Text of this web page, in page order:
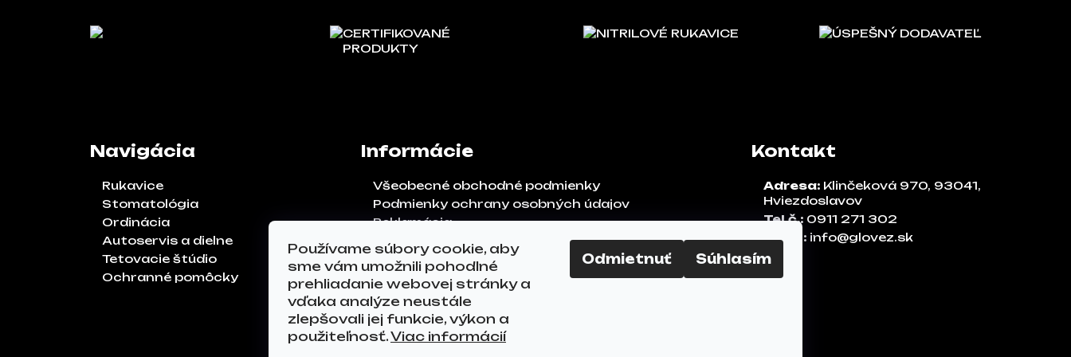
Používame súbory cookie, aby
sme vám umožnili pohodlné
prehliadanie webovej stránky a
vďaka analýze neustále
zlepšovali jej funkcie, výkon a
použiteľnosť.Viac informácií
Odmietnuť Súhlasím
CERTIFIKOVANÉ
PRODUKTY
NITRILOVÉ RUKAVICE ÚSPEŠNÝ DODAVATEĽ
Navigácia
Rukavice
Stomatológia
Ordinácia
Autoservis a dielne
Tetovacie štúdio
Ochranné pomôcky
Informácie
Všeobecné obchodné podmienky
Podmienky ochrany osobných údajov
Reklamácia
Odstúpenie od zmluvy
FAQ
Kontakty
Kontakt
Adresa: Klinčeková 970, 93041,
Hviezdoslavov
Tel.č.: 0911 271 302
Email: info@glovez.sk